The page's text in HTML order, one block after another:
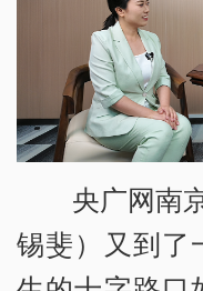
央广网南
锡斐）又到了